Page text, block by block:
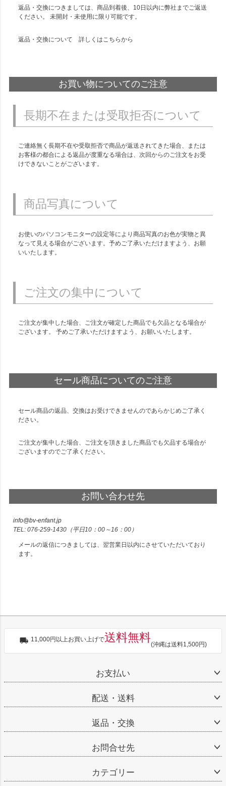
返品・交換につきましては、商品到着後、10日以内に弊社までご返送
ください。 未開封・未使用に限り可能です。
返品・交換について 詳しくは こちらから
お買い物についてのご注意
長期不在または受取拒否について
ご連絡無く長期不在や受取拒否で商品が返送されてきた場合、または
お客様の都合による返品が度重なる場合は、次回からのご注文をお受
けできないことがございます。
商品写真について
お使いのパソコンモニターの設定等により商品写真のお色が実物と異
なって見える場合がございます。予めご了承いただけますよう、お願
いいたします。
ご注文の集中について
ご注文が集中した場合、ご注文が確定した商品でも欠品となる場合が
ございます。 予めご了承いただけますよう、お願いいたします。
セール商品についてのご注意
セール商品の返品、交換はお受けできませんのであらかじめご了承く
ださい。
ご注文が集中した場合、ご注文を頂きました商品でも欠品する場合が
ございますのでご了承ください。
お問い合わせ先
info@bv-enfant.jp
076-259-1430 （平日10：00～16：00）
メールの返信につきましては、翌営業日以内にさせていただいており
ます。
11,000円以上お買い上げで送料無料
(沖縄は送料1,500円)
お支払い
配送・送料
返品・交換
お問合せ先
カテゴリー